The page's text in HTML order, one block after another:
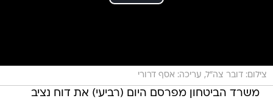
צילום: דובר צה"ל, עריכה: אסף דרורי
משרד הביטחון מפרסם היום (רביעי) את דוח נציב